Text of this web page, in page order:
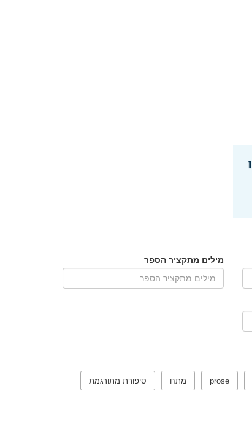
מילים מתקציר הספר
prose מתח סיפורת מתורגמת